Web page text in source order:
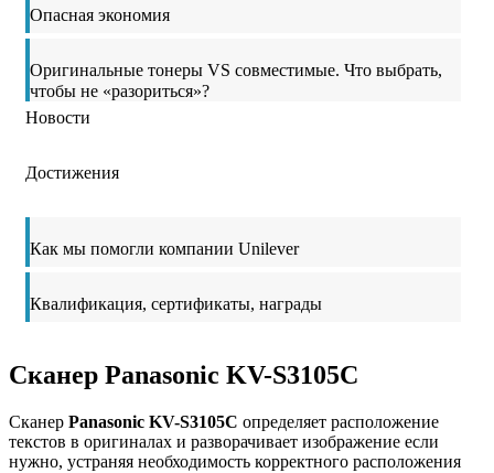
Опасная экономия
Оригинальные тонеры VS совместимые. Что выбрать,
чтобы не «разориться»?
Новости
Достижения
Как мы помогли компании Unilever
Квалификация, сертификаты, награды
Сканер Panasonic KV-S3105C
Сканер Panasonic KV-S3105C определяет расположение
текстов в оригиналах и разворачивает изображение если
нужно, устраняя необходимость корректного расположения